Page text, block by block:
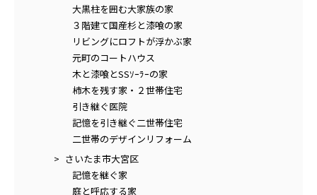
大黒柱を囲む大家族の家
３階建て国産杉と漆喰の家
リビングにロフトが浮かぶ家
元町のコートハウス
木と漆喰とSSｿｰﾗｰの家
柿木を残す家・２世帯住宅
引き継ぐ医院
記憶を引き継ぐ二世帯住宅
二世帯のデザインリフォーム
さいたま市大宮区
記憶を継ぐ家
庭と呼応する家